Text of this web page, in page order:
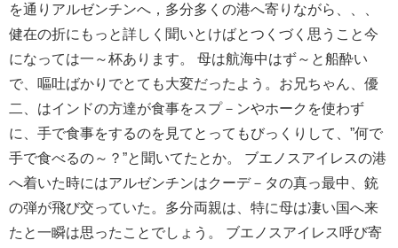
を通りアルゼンチンへ，多分多くの港へ寄りながら、、、
健在の折にもっと詳しく聞いとけばとつくづく思うこと今
になっては一～杯あります。 母は航海中はず～と船酔い
で、嘔吐ばかりでとても大変だったよう。お兄ちゃん、優
二、はインドの方達が食事をスプ－ンやホークを使わず
に、手で食事をするのを見てとってもびっくりして、”何で
手で食べるの～？”と聞いてたとか。 ブエノスアイレスの港
へ着いた時にはアルゼンチンはクーデ－タの真っ最中、銃
の弾が飛び交っていた。多分両親は、特に母は凄い国へ来
たと一瞬は思ったことでしょう。 ブエノスアイレス呼び寄